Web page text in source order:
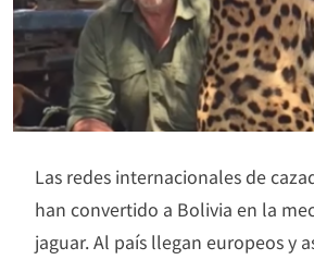
Las redes internacionales de
han convertido a Bolivia en la
jaguar. Al país llegan europeos y